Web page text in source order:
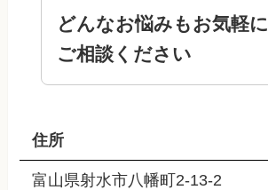
どんなお悩みもお気軽に
ご相談ください
住所
富山県射水市八幡町2-13-2